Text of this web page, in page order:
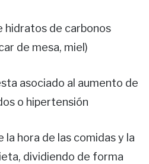
hidratos de carbonos
de mesa, miel)
asociado al aumento de
o hipertensión
hora de las comidas y la
dividiendo de forma